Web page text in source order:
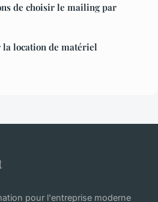
de choisir le mailing par
location de matériel
pour l'entreprise moderne